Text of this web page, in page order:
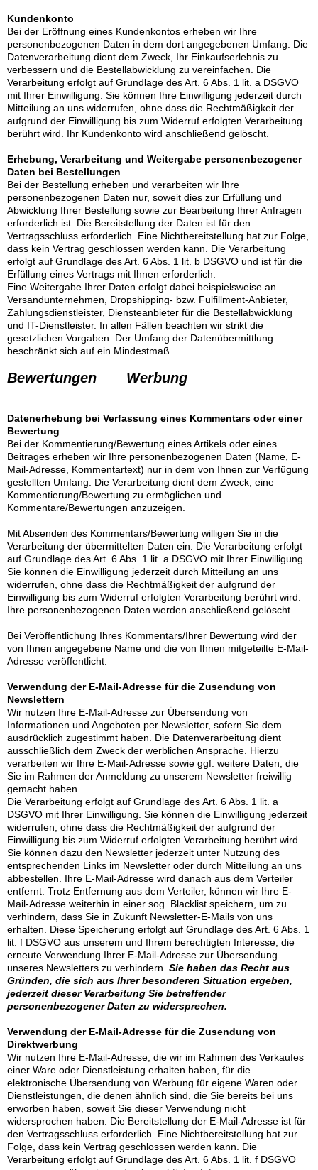
Kundenkonto
Bei der Eröffnung eines Kundenkontos erheben wir Ihre
personenbezogenen Daten in dem dort angegebenen Umfang. Die
Datenverarbeitung dient dem Zweck, Ihr Einkaufserlebnis zu
verbessern und die Bestellabwicklung zu vereinfachen. Die
Verarbeitung erfolgt auf Grundlage des Art. 6 Abs. 1 lit. a DSGVO
mit Ihrer Einwilligung. Sie können Ihre Einwilligung jederzeit durch
Mitteilung an uns widerrufen, ohne dass die Rechtmäßigkeit der
aufgrund der Einwilligung bis zum Widerruf erfolgten Verarbeitung
berührt wird. Ihr Kundenkonto wird anschließend gelöscht.
Erhebung, Verarbeitung und Weitergabe personenbezogener
Daten bei Bestellungen
Bei der Bestellung erheben und verarbeiten wir Ihre
personenbezogenen Daten nur, soweit dies zur Erfüllung und
Abwicklung Ihrer Bestellung sowie zur Bearbeitung Ihrer Anfragen
erforderlich ist. Die Bereitstellung der Daten ist für den
Vertragsschluss erforderlich. Eine Nichtbereitstellung hat zur Folge,
dass kein Vertrag geschlossen werden kann. Die Verarbeitung
erfolgt auf Grundlage des Art. 6 Abs. 1 lit. b DSGVO und ist für die
Erfüllung eines Vertrags mit Ihnen erforderlich.
Eine Weitergabe Ihrer Daten erfolgt dabei beispielsweise an
Versandunternehmen, Dropshipping- bzw. Fulfillment-Anbieter,
Zahlungsdienstleister, Diensteanbieter für die Bestellabwicklung
und IT-Dienstleister. In allen Fällen beachten wir strikt die
gesetzlichen Vorgaben. Der Umfang der Datenübermittlung
beschränkt sich auf ein Mindestmaß.
Bewertungen Werbung
Datenerhebung bei Verfassung eines Kommentars oder einer
Bewertung
Bei der Kommentierung/Bewertung eines Artikels oder eines
Beitrages erheben wir Ihre personenbezogenen Daten (Name, E-
Mail-Adresse, Kommentartext) nur in dem von Ihnen zur Verfügung
gestellten Umfang. Die Verarbeitung dient dem Zweck, eine
Kommentierung/Bewertung zu ermöglichen und
Kommentare/Bewertungen anzuzeigen.
Mit Absenden des Kommentars/Bewertung willigen Sie in die
Verarbeitung der übermittelten Daten ein. Die Verarbeitung erfolgt
auf Grundlage des Art. 6 Abs. 1 lit. a DSGVO mit Ihrer Einwilligung.
Sie können die Einwilligung jederzeit durch Mitteilung an uns
widerrufen, ohne dass die Rechtmäßigkeit der aufgrund der
Einwilligung bis zum Widerruf erfolgten Verarbeitung berührt wird.
Ihre personenbezogenen Daten werden anschließend gelöscht.
Bei Veröffentlichung Ihres Kommentars/Ihrer Bewertung wird der
von Ihnen angegebene Name und die von Ihnen mitgeteilte E-Mail-
Adresse veröffentlicht.
Verwendung der E-Mail-Adresse für die Zusendung von
Newslettern
Wir nutzen Ihre E-Mail-Adresse zur Übersendung von
Informationen und Angeboten per Newsletter, sofern Sie dem
ausdrücklich zugestimmt haben. Die Datenverarbeitung dient
ausschließlich dem Zweck der werblichen Ansprache. Hierzu
verarbeiten wir Ihre E-Mail-Adresse sowie ggf. weitere Daten, die
Sie im Rahmen der Anmeldung zu unserem Newsletter freiwillig
gemacht haben.
Die Verarbeitung erfolgt auf Grundlage des Art. 6 Abs. 1 lit. a
DSGVO mit Ihrer Einwilligung. Sie können die Einwilligung jederzeit
widerrufen, ohne dass die Rechtmäßigkeit der aufgrund der
Einwilligung bis zum Widerruf erfolgten Verarbeitung berührt wird.
Sie können dazu den Newsletter jederzeit unter Nutzung des
entsprechenden Links im Newsletter oder durch Mitteilung an uns
abbestellen. Ihre E-Mail-Adresse wird danach aus dem Verteiler
entfernt. Trotz Entfernung aus dem Verteiler, können wir Ihre E-
Mail-Adresse weiterhin in einer sog. Blacklist speichern, um zu
verhindern, dass Sie in Zukunft Newsletter-E-Mails von uns
erhalten. Diese Speicherung erfolgt auf Grundlage des Art. 6 Abs. 1
lit. f DSGVO aus unserem und Ihrem berechtigten Interesse, die
erneute Verwendung Ihrer E-Mail-Adresse zur Übersendung
unseres Newsletters zu verhindern. Sie haben das Recht aus
Gründen, die sich aus Ihrer besonderen Situation ergeben,
jederzeit dieser Verarbeitung Sie betreffender
personenbezogener Daten zu widersprechen.
Verwendung der E-Mail-Adresse für die Zusendung von
Direktwerbung
Wir nutzen Ihre E-Mail-Adresse, die wir im Rahmen des Verkaufes
einer Ware oder Dienstleistung erhalten haben, für die
elektronische Übersendung von Werbung für eigene Waren oder
Dienstleistungen, die denen ähnlich sind, die Sie bereits bei uns
erworben haben, soweit Sie dieser Verwendung nicht
widersprochen haben. Die Bereitstellung der E-Mail-Adresse ist für
den Vertragsschluss erforderlich. Eine Nichtbereitstellung hat zur
Folge, dass kein Vertrag geschlossen werden kann. Die
Verarbeitung erfolgt auf Grundlage des Art. 6 Abs. 1 lit. f DSGVO